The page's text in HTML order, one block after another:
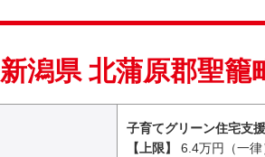
新潟県 北蒲原郡聖籠
子育てグリーン住宅支
【上限】
6.4万円（一律